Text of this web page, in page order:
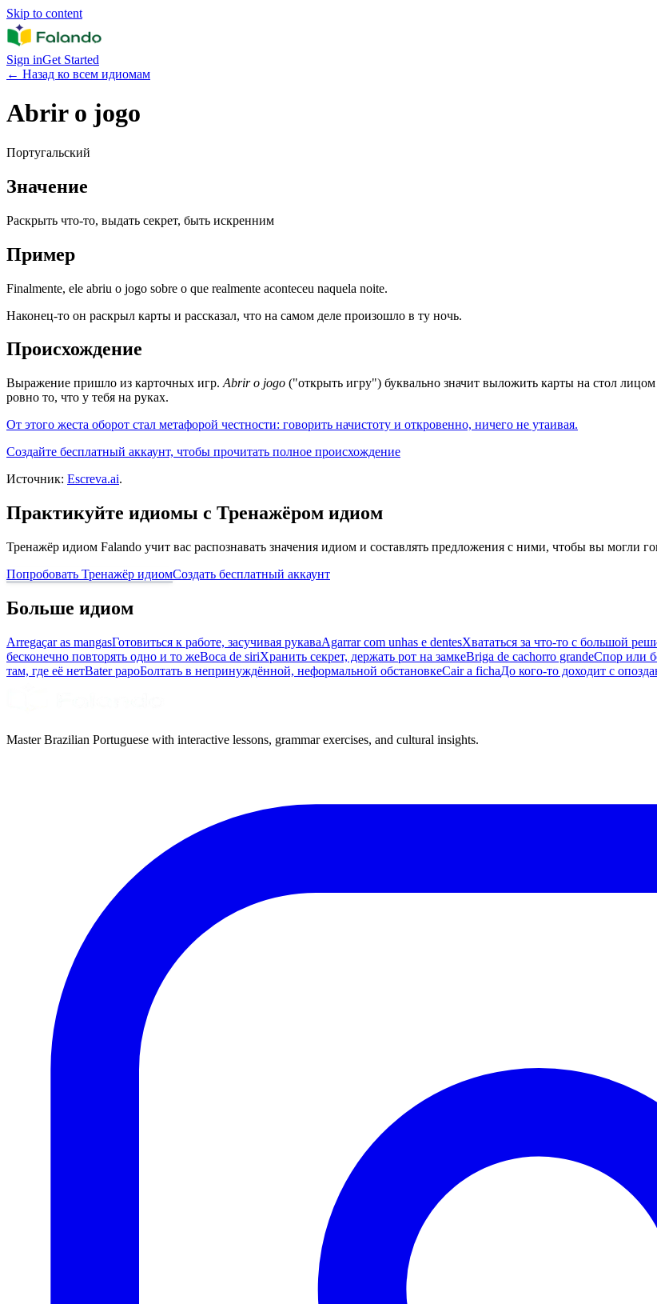
Skip to content
Sign inGet Started
← Назад ко всем идиомам
Abrir o jogo
Португальский
Значение
Раскрыть что-то, выдать секрет, быть искренним
Пример
Finalmente, ele abriu o jogo sobre o que realmente aconteceu naquela noite.
Наконец-то он раскрыл карты и рассказал, что на самом деле произошло в ту ночь.
Происхождение
Выражение пришло из карточных игр. Abrir o jogo ("открыть игру") буквально значит выложить карты на стол
ровно то, что у тебя на руках.
От этого жеста оборот стал метафорой честности: говорить начистоту и откровенно, ничего не утаивая.
Создайте бесплатный аккаунт, чтобы прочитать полное происхождение
Источник: Escreva.ai.
Практикуйте идиомы с Тренажёром идиом
Тренажёр идиом Falando учит вас распознавать значения идиом и составлять предложения с ними, чтобы вы могли
Попробовать Тренажёр идиомСоздать бесплатный аккаунт
Больше идиом
Arregaçar as mangasГотовиться к работе, засучивая рукаваAgarrar com unhas e dentesХвататься за что-то с большой
бесконечно повторять одно и то жеBoca de siriХранить секрет, держать рот на замкеBriga de cachorro grandeСпор или
там, где её нетBater papoБолтать в непринуждённой, неформальной обстановкеCair a fichaДо кого-то доходит с
Master Brazilian Portuguese with interactive lessons, grammar exercises, and cultural insights.